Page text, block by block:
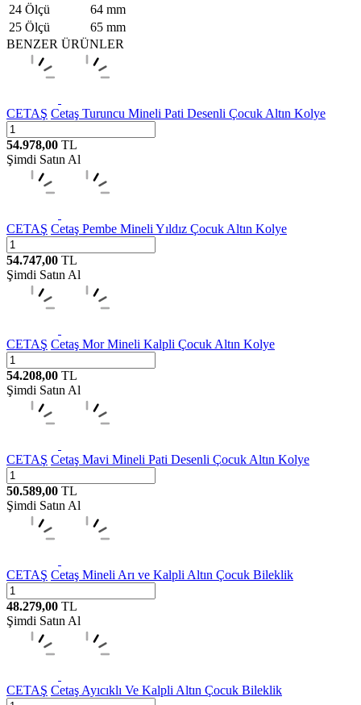
24 Ölçü
64 mm
25 Ölçü
65 mm
BENZER ÜRÜNLER
CETAŞ Cetaş Turuncu Mineli Pati Desenli Çocuk Altın Kolye
54.978,00 TL
Şimdi Satın Al
CETAŞ Cetaş Pembe Mineli Yıldız Çocuk Altın Kolye
54.747,00 TL
Şimdi Satın Al
CETAŞ Cetaş Mor Mineli Kalpli Çocuk Altın Kolye
54.208,00 TL
Şimdi Satın Al
CETAŞ Cetaş Mavi Mineli Pati Desenli Çocuk Altın Kolye
50.589,00 TL
Şimdi Satın Al
CETAŞ Cetaş Mineli Arı ve Kalpli Altın Çocuk Bileklik
48.279,00 TL
Şimdi Satın Al
CETAŞ Cetaş Ayıcıklı Ve Kalpli Altın Çocuk Bileklik